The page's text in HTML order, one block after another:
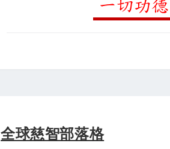
全球慈智部落格